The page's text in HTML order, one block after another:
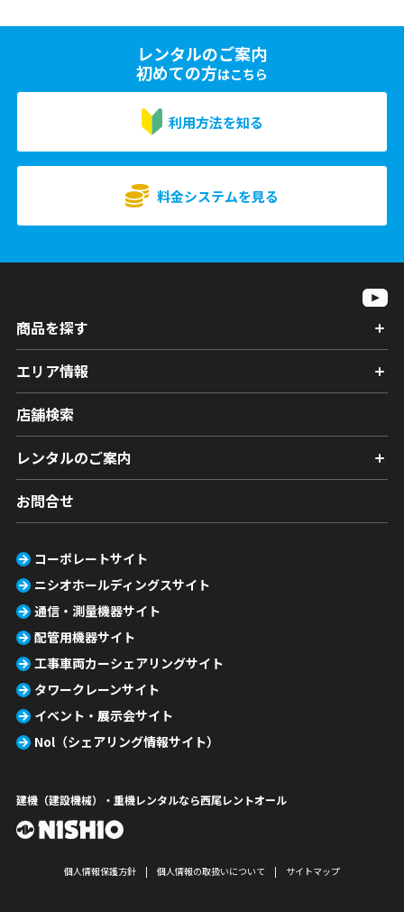
レンタルのご案内
初めての方はこちら
利用方法を知る
料金システムを見る
商品を探す
エリア情報
店舗検索
レンタルのご案内
お問合せ
コーポレートサイト
ニシオホールディングスサイト
通信・測量機器サイト
配管用機器サイト
工事車両カーシェアリングサイト
タワークレーンサイト
イベント・展示会サイト
Nol（シェアリング情報サイト）
建機（建設機械）・重機レンタルなら西尾レントオール
個人情報保護方針 個人情報の取扱いについて サイトマップ